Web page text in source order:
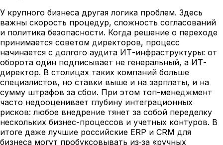
У крупного бизнеса другая логика проблем. Здесь
важны скорость процедур, сложность согласований
и политика безопасности. Когда решение о переходе
принимается советом директоров, процесс
начинается с долгого аудита ИТ-инфраструктуры: от
оборота один подписывает не генеральный, а ИТ-
директор. В столицах таких компаний больше
специалистов, но ставки выше и на зарплаты, и на
сумму штрафов за сбои. При этом топ-менеджмент
часто недооценивает глубину интеграционных
рисков: любое внедрение тянет за собой переделку
нескольких бизнес-процессов и учетных контуров. В
итоге даже лучшие российские ERP и CRM для
бизнеса могут пробуксовывать из‑за «ручных